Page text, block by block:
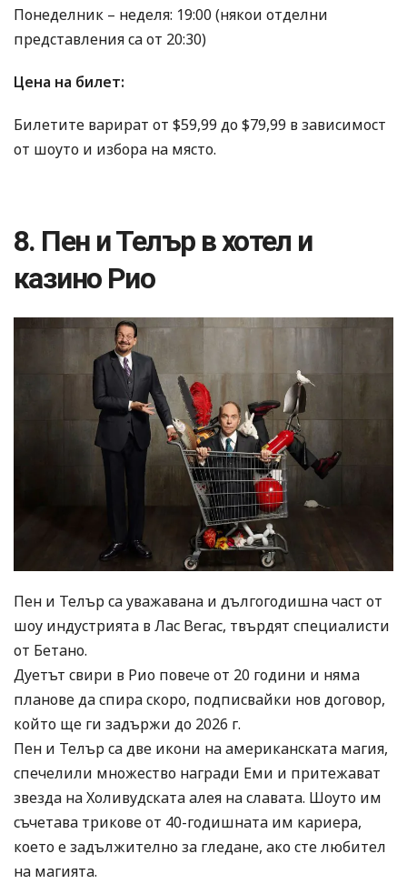
Понеделник – неделя: 19:00 (някои отделни
представления са от 20:30)
Цена на билет:
Билетите варират от $59,99 до $79,99 в зависимост
от шоуто и избора на място.
8. Пен и Телър в хотел и
казино Рио
Пен и Телър са уважавана и дългогодишна част от
шоу индустрията в Лас Вегас, твърдят специалисти
от Бетано.
Дуетът свири в Рио повече от 20 години и няма
планове да спира скоро, подписвайки нов договор,
който ще ги задържи до 2026 г.
Пен и Телър са две икони на американската магия,
спечелили множество награди Еми и притежават
звезда на Холивудската алея на славата. Шоуто им
съчетава трикове от 40-годишната им кариера,
което е задължително за гледане, ако сте любител
на магията.